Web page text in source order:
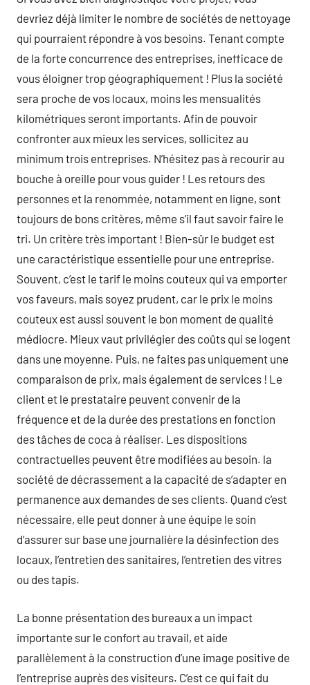
devriez déjà limiter le nombre de sociétés de nettoyage
qui pourraient répondre à vos besoins. Tenant compte
de la forte concurrence des entreprises, inefficace de
vous éloigner trop géographiquement ! Plus la société
sera proche de vos locaux, moins les mensualités
kilométriques seront importants. Afin de pouvoir
confronter aux mieux les services, sollicitez au
minimum trois entreprises. N’hésitez pas à recourir au
bouche à oreille pour vous guider ! Les retours des
personnes et la renommée, notamment en ligne, sont
toujours de bons critères, même s’il faut savoir faire le
tri. Un critère très important ! Bien-sûr le budget est
une caractéristique essentielle pour une entreprise.
Souvent, c’est le tarif le moins couteux qui va emporter
vos faveurs, mais soyez prudent, car le prix le moins
couteux est aussi souvent le bon moment de qualité
médiocre. Mieux vaut privilégier des coûts qui se logent
dans une moyenne. Puis, ne faites pas uniquement une
comparaison de prix, mais également de services ! Le
client et le prestataire peuvent convenir de la
fréquence et de la durée des prestations en fonction
des tâches de coca à réaliser. Les dispositions
contractuelles peuvent être modifiées au besoin. la
société de décrassement a la capacité de s’adapter en
permanence aux demandes de ses clients. Quand c’est
nécessaire, elle peut donner à une équipe le soin
d’assurer sur base une journalière la désinfection des
locaux, l’entretien des sanitaires, l’entretien des vitres
ou des tapis.
La bonne présentation des bureaux a un impact
importante sur le confort au travail, et aide
parallèlement à la construction d’une image positive de
l’entreprise auprès des visiteurs. C’est ce qui fait du